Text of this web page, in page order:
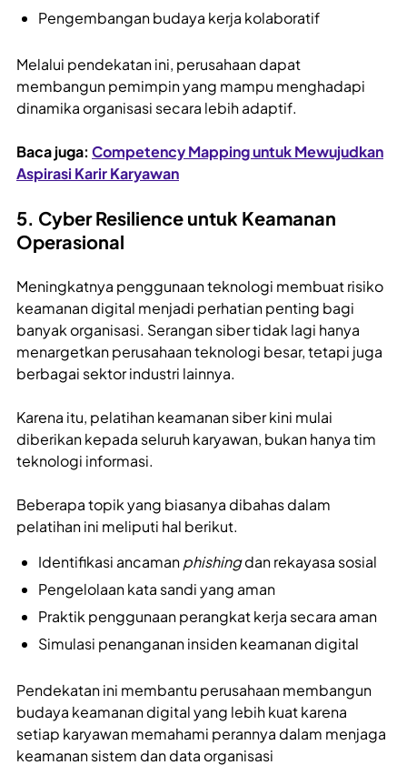
Pengembangan budaya kerja kolaboratif
Melalui pendekatan ini, perusahaan dapat
membangun pemimpin yang mampu menghadapi
dinamika organisasi secara lebih adaptif.
Baca juga: Competency Mapping untuk Mewujudkan
Aspirasi Karir Karyawan
5. Cyber Resilience untuk Keamanan
Operasional
Meningkatnya penggunaan teknologi membuat risiko
keamanan digital menjadi perhatian penting bagi
banyak organisasi. Serangan siber tidak lagi hanya
menargetkan perusahaan teknologi besar, tetapi juga
berbagai sektor industri lainnya.
Karena itu, pelatihan keamanan siber kini mulai
diberikan kepada seluruh karyawan, bukan hanya tim
teknologi informasi.
Beberapa topik yang biasanya dibahas dalam
pelatihan ini meliputi hal berikut.
Identifikasi ancamanphishingdan rekayasa sosial
Pengelolaan kata sandi yang aman
Praktik penggunaan perangkat kerja secara aman
Simulasi penanganan insiden keamanan digital
Pendekatan ini membantu perusahaan membangun
budaya keamanan digital yang lebih kuat karena
setiap karyawan memahami perannya dalam menjaga
keamanan sistem dan data organisasi